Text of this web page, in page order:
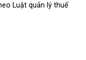
Luật quản lý thuế